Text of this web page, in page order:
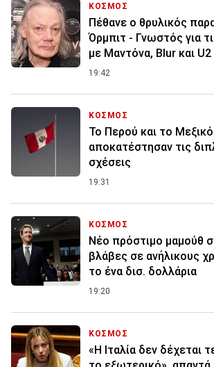
ΚΟΣΜΟΣ
Πέθανε ο θρυλικός
Όρμπιτ - Γνωστός για
με Μαντόνα, Blur και U2
19:42
ΚΟΣΜΟΣ
Το Περού και το Μεξικό
αποκατέστησαν τις
σχέσεις
19:31
ΚΟΣΜΟΣ
Nέο πρόστιμο μαμούθ
βλάβες σε ανήλικους
το ένα δισ. δολλάρια
19:20
ΚΟΣΜΟΣ
«Η Ιταλία δεν δέχεται